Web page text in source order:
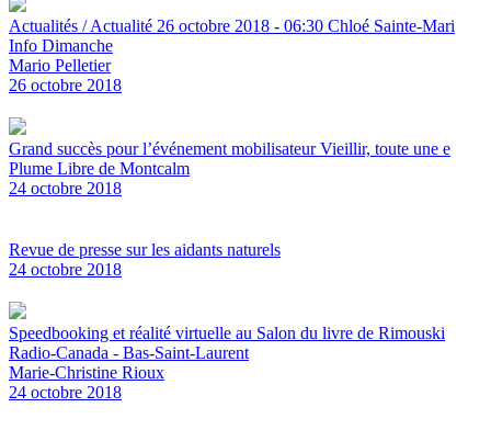
Actualités / Actualité 26 octobre 2018 - 06:30 Chloé Sainte-Mari
Info Dimanche
Mario Pelletier
26 octobre 2018
Grand succès pour l’événement mobilisateur Vieillir, toute une e
Plume Libre de Montcalm
24 octobre 2018
Revue de presse sur les aidants naturels
24 octobre 2018
Speedbooking et réalité virtuelle au Salon du livre de Rimouski
Radio-Canada - Bas-Saint-Laurent
Marie-Christine Rioux
24 octobre 2018